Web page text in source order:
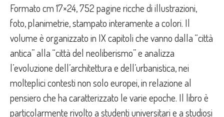
Formato cm 17×24, 752 pagine ricche di illustrazioni,
foto, planimetrie, stampato interamente a colori. Il
volume è organizzato in IX capitoli che vanno dalla “città
antica” alla “città del neoliberismo” e analizza
l’evoluzione dell’architettura e dell’urbanistica, nei
molteplici contesti non solo europei, in relazione al
pensiero che ha caratterizzato le varie epoche. Il libro è
particolarmente rivolto a studenti universitari e a studiosi